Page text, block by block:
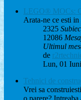
LEGO® MOCs:
Arata-ne ce esti
2325
12086
Ultimul
de
Lun, 01
Tehnici de
Vrei sa